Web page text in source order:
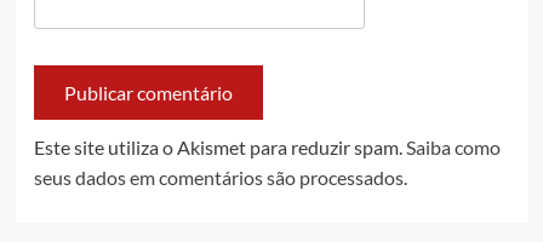
Este site utiliza o Akismet para reduzir spam.Saiba como
seus dados em comentários são processados.